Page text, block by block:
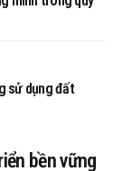
sử dụng đất
bền vững